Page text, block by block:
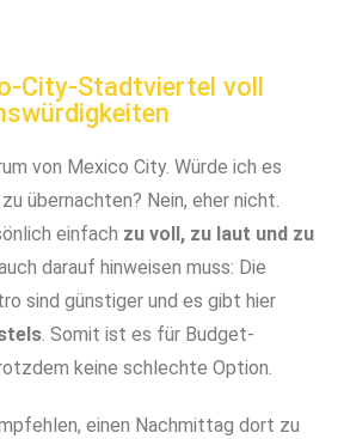
City-Stadtviertel voll
von Mexico City. Würde ich es
übernachten? Nein, eher nicht.
einfach zu voll, zu laut und zu
darauf hinweisen muss: Die
sind günstiger und es gibt hier
. Somit ist es für Budget-
keine schlechte Option.
einen Nachmittag dort zu